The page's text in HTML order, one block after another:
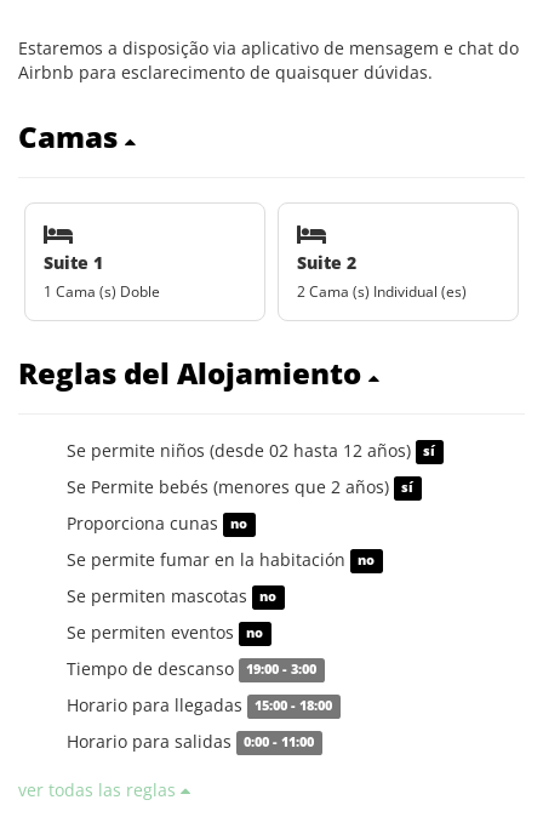
Estaremos a disposição via aplicativo de mensagem e chat do
Airbnb para esclarecimento de quaisquer dúvidas.
Camas
Suite 1
1 Cama (s) Doble
Suite 2
2 Cama (s) Individual (es)
Reglas del Alojamiento
Se permite niños (desde 02 hasta 12 años) sí
Se Permite bebés (menores que 2 años) sí
Proporciona cunas no
Se permite fumar en la habitación no
Se permiten mascotas no
Se permiten eventos no
Tiempo de descanso 19:00 - 3:00
Horario para llegadas 15:00 - 18:00
Horario para salidas 0:00 - 11:00
ver todas las reglas